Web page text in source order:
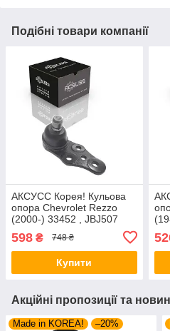
Подібні товари компанії
AКСУСС Корея! Кульова
опора Chevrolet Rezzo
(2000-) 33452 , JBJ507
598 ₴ 748 ₴
Купити
Акційні пропозиції та
Made in KOREA!
–20%